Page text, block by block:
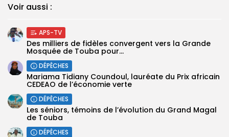
Voir aussi :
APS-TV
Des milliers de fidèles convergent vers la Grande
Mosquée de Touba pour...
DÉPÊCHES
Mariama Tidiany Coundoul, lauréate du Prix africain
CEDEAO de l’économie verte
DÉPÊCHES
Les séniors, témoins de l’évolution du Grand Magal
de Touba
DÉPÊCHES